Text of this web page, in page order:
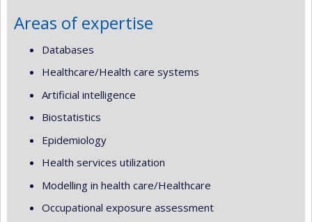
Areas of expertise
Databases
Healthcare/Health care systems
Artificial intelligence
Biostatistics
Epidemiology
Health services utilization
Modelling in health care/Healthcare
Occupational exposure assessment